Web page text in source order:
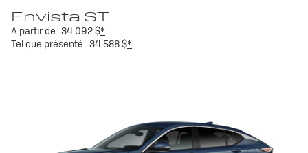
Envista ST
A partir de :34 092 $*
Tel que présenté :34 588 $*